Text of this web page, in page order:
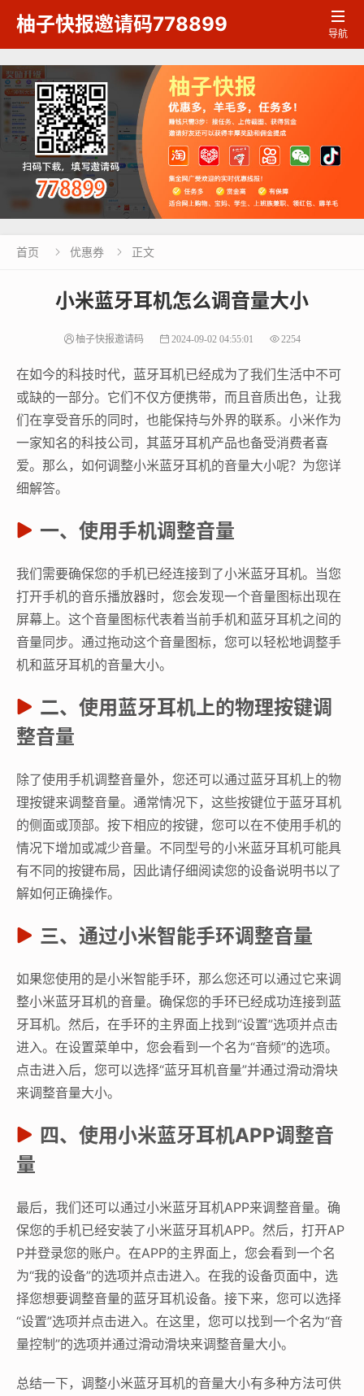
柚子快报邀请码778899 
导航
首页  优惠券  正文
小米蓝牙耳机怎么调音量大小
柚子快报邀请码 2024-09-02 04:55:01 2254
在如今的科技时代，蓝牙耳机已经成为了我们生活中不可
或缺的一部分。它们不仅方便携带，而且音质出色，让我
们在享受音乐的同时，也能保持与外界的联系。小米作为
一家知名的科技公司，其蓝牙耳机产品也备受消费者喜
爱。那么，如何调整小米蓝牙耳机的音量大小呢？为您详
细解答。
一、使用手机调整音量
我们需要确保您的手机已经连接到了小米蓝牙耳机。当您
打开手机的音乐播放器时，您会发现一个音量图标出现在
屏幕上。这个音量图标代表着当前手机和蓝牙耳机之间的
音量同步。通过拖动这个音量图标，您可以轻松地调整手
机和蓝牙耳机的音量大小。
二、使用蓝牙耳机上的物理按键调
整音量
除了使用手机调整音量外，您还可以通过蓝牙耳机上的物
理按键来调整音量。通常情况下，这些按键位于蓝牙耳机
的侧面或顶部。按下相应的按键，您可以在不使用手机的
情况下增加或减少音量。不同型号的小米蓝牙耳机可能具
有不同的按键布局，因此请仔细阅读您的设备说明书以了
解如何正确操作。
三、通过小米智能手环调整音量
如果您使用的是小米智能手环，那么您还可以通过它来调
整小米蓝牙耳机的音量。确保您的手环已经成功连接到蓝
牙耳机。然后，在手环的主界面上找到“设置”选项并点击
进入。在设置菜单中，您会看到一个名为“音频”的选项。
点击进入后，您可以选择“蓝牙耳机音量”并通过滑动滑块
来调整音量大小。
四、使用小米蓝牙耳机APP调整音
量
最后，我们还可以通过小米蓝牙耳机APP来调整音量。确
保您的手机已经安装了小米蓝牙耳机APP。然后，打开AP
P并登录您的账户。在APP的主界面上，您会看到一个名
为“我的设备”的选项并点击进入。在我的设备页面中，选
择您想要调整音量的蓝牙耳机设备。接下来，您可以选择
“设置”选项并点击进入。在这里，您可以找到一个名为“音
量控制”的选项并通过滑动滑块来调整音量大小。
总结一下，调整小米蓝牙耳机的音量大小有多种方法可供